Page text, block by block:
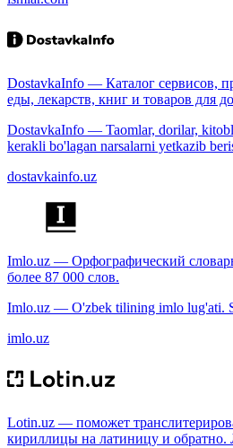
DostavkaInfo — Каталог сервисов,
еды, лекарств, книг и товаров для
DostavkaInfo — Taomlar, dorilar,
kerakli bo'lagan narsalarni yetkazib
dostavkainfo.uz
Imlo.uz — Орфографический
более 87 000 слов.
Imlo.uz — O'zbek tilining imlo lug'ati.
imlo.uz
Lotin.uz — поможет
кириллицы на латиницу и обратно.